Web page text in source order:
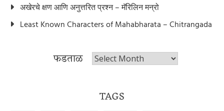
अखेरचे क्षण आणि अनुत्तरित प्रश्न – मॅरिलिन मन्रो
Least Known Characters of Mahabharata – Chitrangada
फडताळ फडताळ
TAGS